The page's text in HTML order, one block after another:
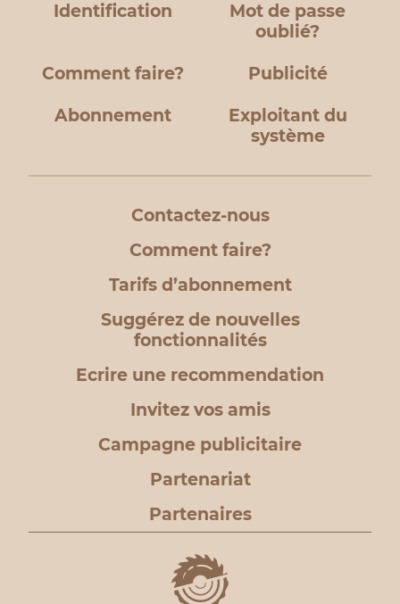
Identification
Mot de passe
oublié?
Comment faire? Publicité
Abonnement
Exploitant du
système
Contactez-nous
Comment faire?
Tarifs d’abonnement
Suggérez de nouvelles
fonctionnalités
Ecrire une recommendation
Invitez vos amis
Campagne publicitaire
Partenariat
Partenaires